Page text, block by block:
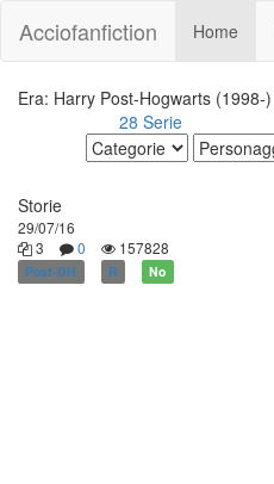
Acciofanfiction Home
Era: Harry Post-Hogwarts (1998-)
28 Serie
Storie
29/07/16
3
0 157828
Post-DH R No